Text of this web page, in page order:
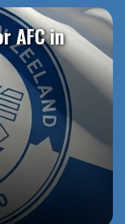
AFC in